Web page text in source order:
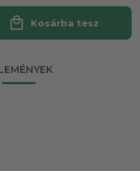
local_mall Kosárba tesz